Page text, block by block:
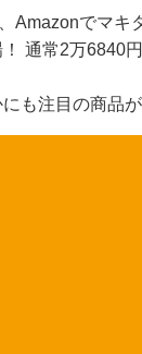
Amazonでマキ
通常2万6840
も注目の商品